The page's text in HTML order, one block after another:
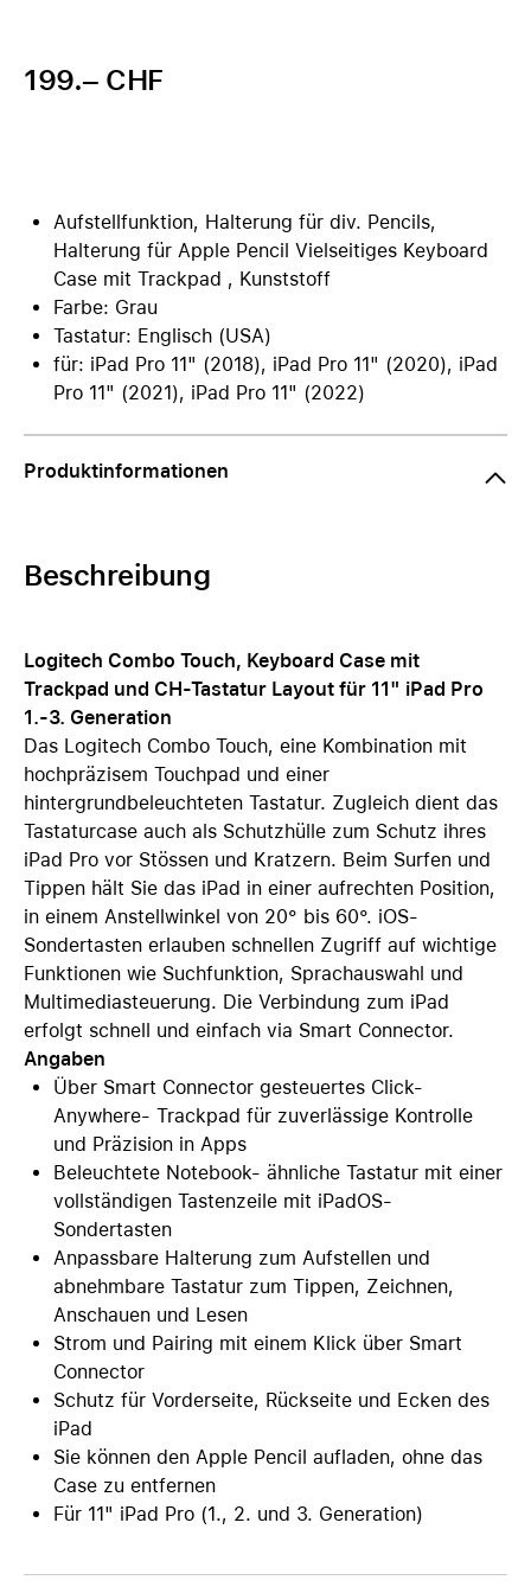
199.– CHF
Aufstellfunktion, Halterung für div. Pencils,
Halterung für Apple Pencil Vielseitiges Keyboard
Case mit Trackpad , Kunststoff
Farbe: Grau
Tastatur: Englisch (USA)
für: iPad Pro 11" (2018), iPad Pro 11" (2020), iPad
Pro 11" (2021), iPad Pro 11" (2022)
Produktinformationen
Beschreibung
Logitech Combo Touch, Keyboard Case mit
Trackpad und CH-Tastatur Layout für 11" iPad Pro
1.-3. Generation
Das Logitech Combo Touch, eine Kombination mit
hochpräzisem Touchpad und einer
hintergrundbeleuchteten Tastatur. Zugleich dient das
Tastaturcase auch als Schutzhülle zum Schutz ihres
iPad Pro vor Stössen und Kratzern. Beim Surfen und
Tippen hält Sie das iPad in einer aufrechten Position,
in einem Anstellwinkel von 20° bis 60°. iOS-
Sondertasten erlauben schnellen Zugriff auf wichtige
Funktionen wie Suchfunktion, Sprachauswahl und
Multimediasteuerung. Die Verbindung zum iPad
erfolgt schnell und einfach via Smart Connector.
Angaben
Über Smart Connector gesteuertes Click-
Anywhere- Trackpad für zuverlässige Kontrolle
und Präzision in Apps
Beleuchtete Notebook- ähnliche Tastatur mit einer
vollständigen Tastenzeile mit iPadOS-
Sondertasten
Anpassbare Halterung zum Aufstellen und
abnehmbare Tastatur zum Tippen, Zeichnen,
Anschauen und Lesen
Strom und Pairing mit einem Klick über Smart
Connector
Schutz für Vorderseite, Rückseite und Ecken des
iPad
Sie können den Apple Pencil aufladen, ohne das
Case zu entfernen
Für 11" iPad Pro (1., 2. und 3. Generation)